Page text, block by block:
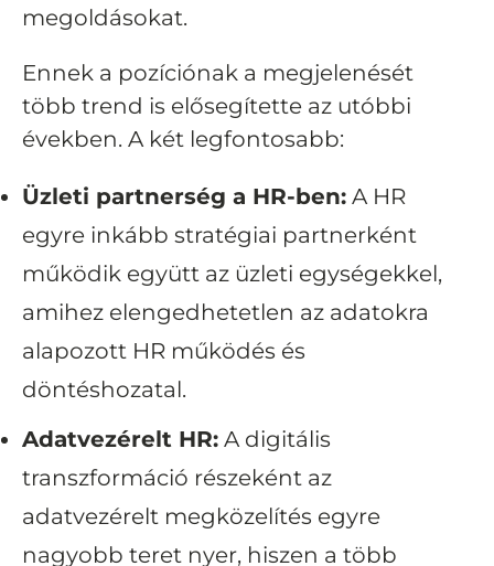
megoldásokat.
Ennek a pozíciónak a megjelenését
több trend is elősegítette az utóbbi
években. A két legfontosabb:
Üzleti partnerség a HR-ben: A HR
egyre inkább stratégiai partnerként
működik együtt az üzleti egységekkel,
amihez elengedhetetlen az adatokra
alapozott HR működés és
döntéshozatal.
Adatvezérelt HR: A digitális
transzformáció részeként az
adatvezérelt megközelítés egyre
nagyobb teret nyer, hiszen a több